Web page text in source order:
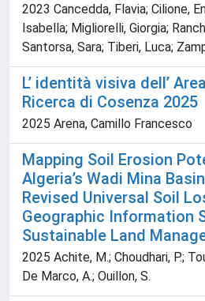
2023 Cancedda, Flavia; Cilione,
Isabella; Migliorelli, Giorgia;
Santorsa, Sara; Tiberi, Luca;
L’ identità visiva dell’
Ricerca di Cosenza 2025
2025 Arena, Camillo Francesco
Mapping Soil Erosion
Algeria’s Wadi Mina
Revised Universal Soil
Geographic Information
Sustainable Land
2025 Achite, M.; Choudhari, P.;
De Marco, A.; Ouillon, S.